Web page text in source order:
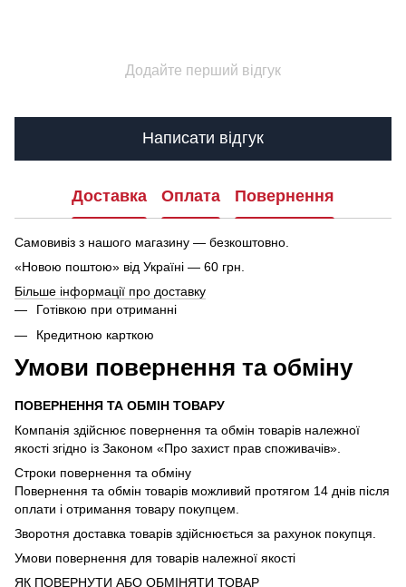
Додайте перший відгук
Написати відгук
Доставка Оплата Повернення
Самовивіз з нашого магазину — безкоштовно.
«Новою поштою» від Україні — 60 грн.
Більше інформації про доставку
Готівкою при отриманні
Кредитною карткою
Умови повернення та обміну
ПОВЕРНЕННЯ ТА ОБМІН ТОВАРУ
Компанія здійснює повернення та обмін товарів належної
якості згідно із Законом «Про захист прав споживачів».
Строки повернення та обміну
Повернення та обмін товарів можливий протягом 14 днів після
оплати і отримання товару покупцем.
Зворотня доставка товарів здійснюється за рахунок покупця.
Умови повернення для товарів належної якості
ЯК ПОВЕРНУТИ АБО ОБМІНЯТИ ТОВАР